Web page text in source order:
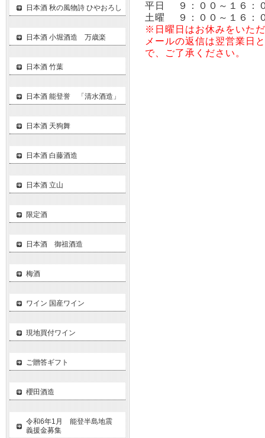
平日 ９：００～１６：
土曜 ９：００～１６：
※日曜日はお休みをいた
メールの返信は翌営業日
で、ご了承ください。
日本酒 秋の風物詩 ひやおろし
日本酒 小堀酒造 万歳楽
日本酒 竹葉
日本酒 能登誉 「清水酒造」
日本酒 天狗舞
日本酒 白藤酒造
日本酒 立山
限定酒
日本酒 御祖酒造
梅酒
ワイン 国産ワイン
現地買付ワイン
ご贈答ギフト
櫻田酒造
令和6年1月 能登半島地震
義援金募集